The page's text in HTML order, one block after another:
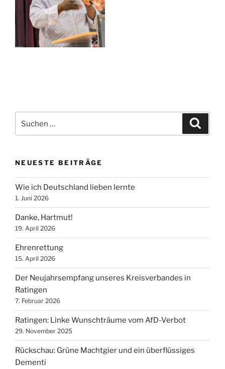
nach:
NEUESTE BEITRÄGE
Wie ich Deutschland lieben lernte
1. Juni 2026
Danke, Hartmut!
19. April 2026
Ehrenrettung
15. April 2026
Der Neujahrsempfang unseres Kreisverbandes in
Ratingen
7. Februar 2026
Ratingen: Linke Wunschträume vom AfD-Verbot
29. November 2025
Rückschau: Grüne Machtgier und ein überflüssiges
Dementi